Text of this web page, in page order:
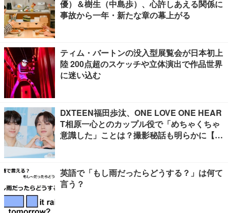
優）＆樹生（中島歩）、心許しあえる関係に
事故から一年・新たな章の幕上がる
ティム・バートンの没入型展覧会が日本初上
陸 200点超のスケッチや立体演出で作品世界
に迷い込む
DXTEEN福田歩汰、ONE LOVE ONE HEAR
T相原一心とのカップル役で「めちゃくちゃ
意識した」ことは？撮影秘話も明らかに【Y
英語で「もし雨だったらどうする？」は何て
言う？